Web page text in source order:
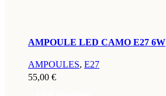
AMPOULE LED CAMO E27 6W
AMPOULES, E27
55,00 €